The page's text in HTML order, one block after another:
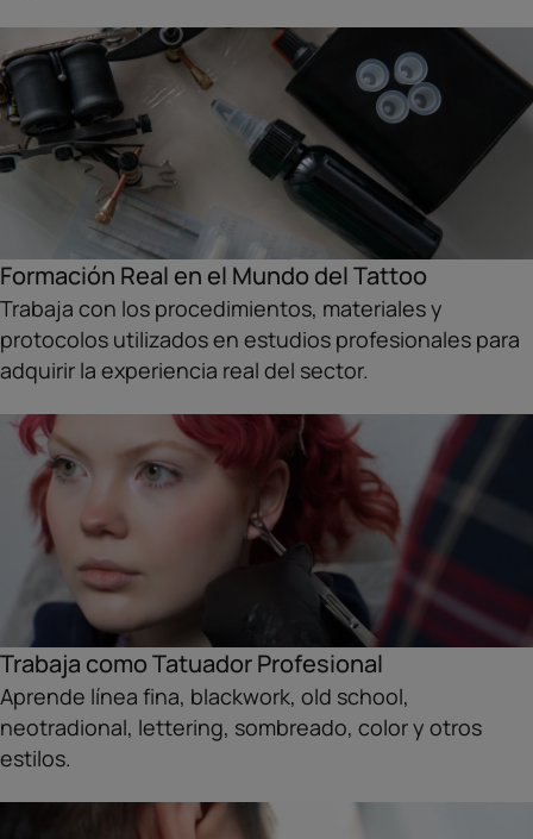
Formación Real en el Mundo del Tattoo
Trabaja con los procedimientos, materiales y
protocolos utilizados en estudios profesionales para
adquirir la experiencia real del sector.
Trabaja como Tatuador Profesional
Aprende línea fina, blackwork, old school,
neotradional, lettering, sombreado, color y otros
estilos.